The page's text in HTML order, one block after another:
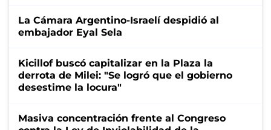
La Cámara Argentino-Israelí despidió al
embajador Eyal Sela
Kicillof buscó capitalizar en la Plaza la
derrota de Milei: "Se logró que el gobierno
desestime la locura"
Masiva concentración frente al Congreso